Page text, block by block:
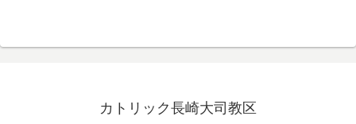
カトリック長崎大司教区